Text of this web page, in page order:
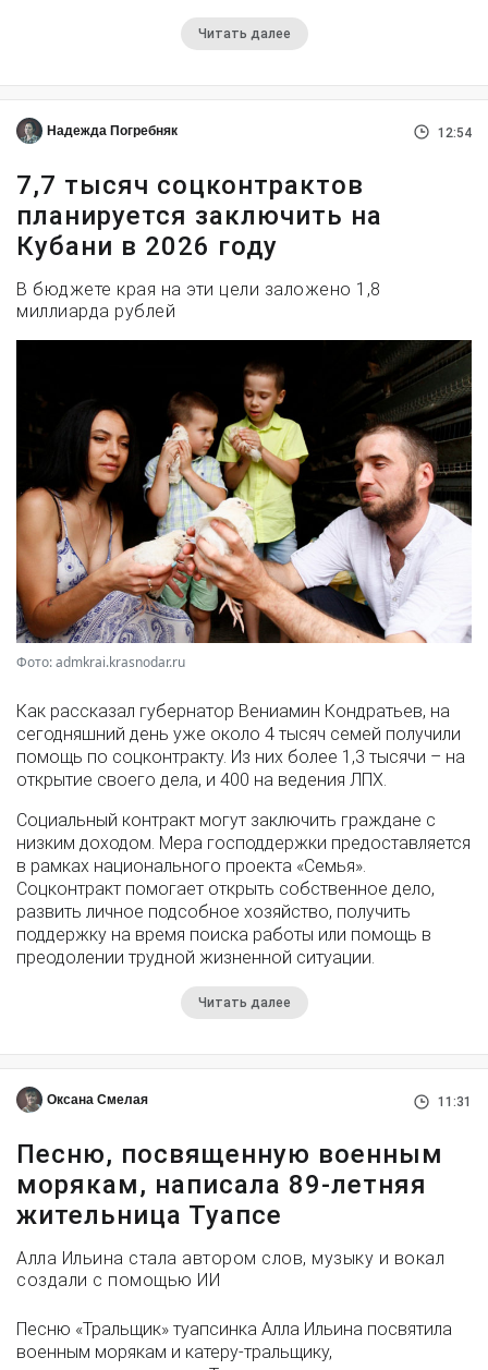
Читать далее
Надежда Погребняк 12:54
7,7 тысяч соцконтрактов
планируется заключить на
Кубани в 2026 году
В бюджете края на эти цели заложено 1,8
миллиарда рублей
Фото: admkrai.krasnodar.ru
Как рассказал губернатор Вениамин Кондратьев, на
сегодняшний день уже около 4 тысяч семей получили
помощь по соцконтракту. Из них более 1,3 тысячи – на
открытие своего дела, и 400 на ведения ЛПХ.
Социальный контракт могут заключить граждане с
низким доходом. Мера господдержки предоставляется
в рамках национального проекта «Семья».
Соцконтракт помогает открыть собственное дело,
развить личное подсобное хозяйство, получить
поддержку на время поиска работы или помощь в
преодолении трудной жизненной ситуации.
Читать далее
Оксана Смелая 11:31
Песню, посвященную военным
морякам, написала 89-летняя
жительница Туапсе
Алла Ильина стала автором слов, музыку и вокал
создали с помощью ИИ
Песню «Тральщик» туапсинка Алла Ильина посвятила
военным морякам и катеру-тральщику,